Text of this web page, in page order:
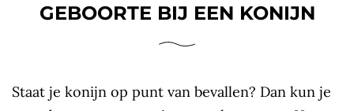
GEBOORTE BIJ EEN KONIJN
Staat je konijn op punt van bevallen? Dan kun je